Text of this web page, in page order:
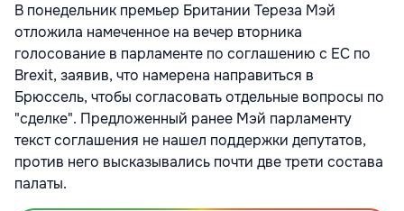
В понедельник премьер Британии Тереза Мэй
отложила намеченное на вечер вторника
голосование в парламенте по соглашению с ЕС по
Brexit, заявив, что намерена направиться в
Брюссель, чтобы согласовать отдельные вопросы по
"сделке". Предложенный ранее Мэй парламенту
текст соглашения не нашел поддержки депутатов,
против него высказывались почти две трети состава
палаты.